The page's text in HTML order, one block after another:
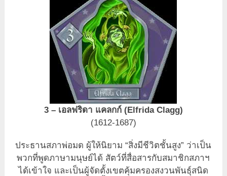
3 – เอลฟริดา แคลกก์ (Elfrida Clagg)
(1612-1687)
ประธานสภาพ่อมด ผู้ให้นิยาม “สิ่งมีชีวิตชั้นสูง” ว่าเป็น
พวกที่พูดภาษามนุษย์ได้ สัตว์ที่สื่อสารกับสมาชิกสภาฯ
ได้เข้าใจ และเป็นผู้จัดตั้งเขตคุ้มครองสงวนพันธุ์สนิด